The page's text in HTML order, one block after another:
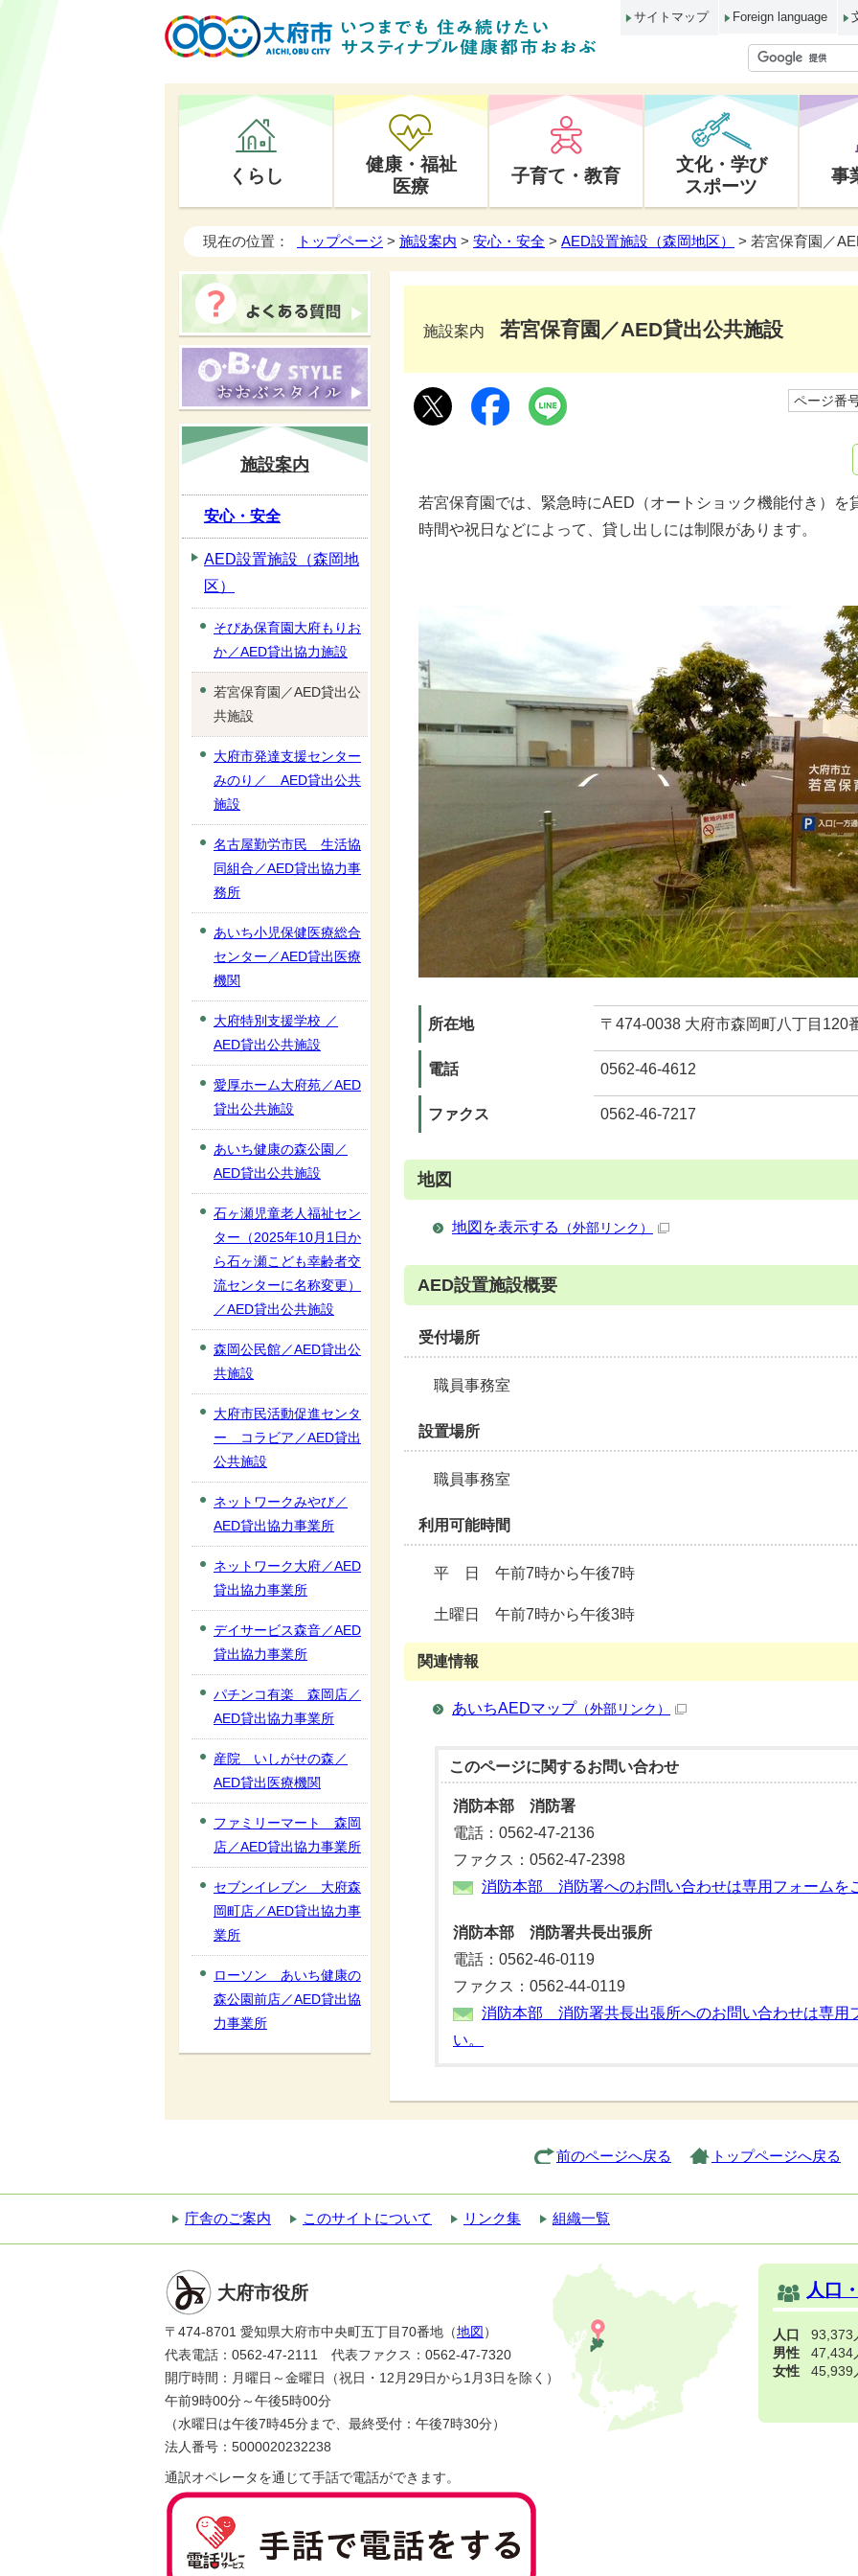
サイトマップ Foreign language
くらし
健康・福祉
医療
子育て・教育
文化・学び
スポーツ
事
現在の位置： トップページ > 施設案内 > 安心・安全 > AED設置施設（森岡地区） > 若宮保育園／
施設案内 若宮保育園／AED貸出公共施設
ページ番
若宮保育園では、緊急時にAED（オートショック機能付き）を
時間や祝日などによって、貸し出しには制限があります。
所在地 〒474-0038 大府市森岡町八丁目120
電話 0562-46-4612
ファクス 0562-46-7217
地図
地図を表示する （外部リンク）
AED設置施設概要
受付場所
職員事務室
設置場所
職員事務室
利用可能時間
平 日 午前7時から午後7時
土曜日 午前7時から午後3時
関連情報
あいちAEDマップ （外部リンク）
このページに関するお問い合わせ
消防本部 消防署
電話：0562-47-2136
ファクス：0562-47-2398
消防本部 消防署へのお問い合わせは専用フォームを
消防本部 消防署共長出張所
電話：0562-46-0119
ファクス：0562-44-0119
消防本部 消防署共長出張所へのお問い合わせは専用
い。
施設案内
安心・安全
AED設置施設（森岡地
区）
そぴあ保育園大府もりお
か／AED貸出協力施設
若宮保育園／AED貸出公
共施設
大府市発達支援センター
みのり／ AED貸出公共
施設
名古屋勤労市民 生活協
同組合／AED貸出協力事
務所
あいち小児保健医療総合
センター／AED貸出医療
機関
大府特別支援学校 ／
AED貸出公共施設
愛厚ホーム大府苑／AED
貸出公共施設
あいち健康の森公園／
AED貸出公共施設
石ヶ瀬児童老人福祉セン
ター（2025年10月1日か
ら石ヶ瀬こども幸齢者交
流センターに名称変更）
／AED貸出公共施設
森岡公民館／AED貸出公
共施設
大府市民活動促進センタ
ー コラビア／AED貸出
公共施設
ネットワークみやび／
AED貸出協力事業所
ネットワーク大府／AED
貸出協力事業所
デイサービス森音／AED
貸出協力事業所
パチンコ有楽 森岡店／
AED貸出協力事業所
産院 いしがせの森／
AED貸出医療機関
ファミリーマート 森岡
店／AED貸出協力事業所
セブンイレブン 大府森
岡町店／AED貸出協力事
業所
ローソン あいち健康の
森公園前店／AED貸出協
力事業所
前のページへ戻る トップページへ戻る
庁舎のご案内 このサイトについて リンク集 組織一覧
大府市役所
〒474-8701 愛知県大府市中央町五丁目70番地（地図 ）
代表電話：0562-47-2111 代表ファクス：0562-47-7320
開庁時間：月曜日～金曜日（祝日・12月29日から1月3日を除く）
午前9時00分～午後5時00分
（水曜日は午後7時45分まで、最終受付：午後7時30分）
法人番号：5000020232238
通訳オペレータを通じて手話で電話ができます。
人口
人口
93,373
男性
47,434
女性
45,939